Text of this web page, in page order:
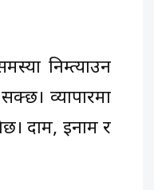
निम्त्याउन
व्यापारमा
दाम, इनाम र